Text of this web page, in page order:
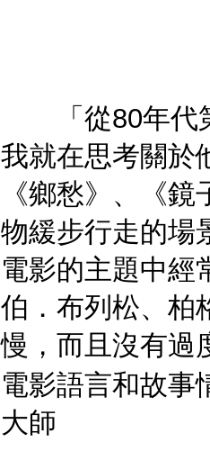
「從80年代第
我就在思考關於
《鄉愁》、《
物緩步行走的場
電影的主題中經
伯．布列松、
慢，而且沒有過
電影語言和故
大師